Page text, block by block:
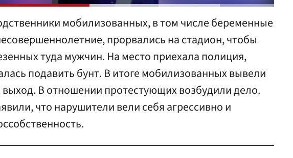
мобилизованных, в том числе беременные
прорвались на стадион, чтобы
туда мужчин. На место приехала полиция,
подавить бунт. В итоге мобилизованных вывели
выход. В отношении протестующих возбудили дело.
что нарушители вели себя агрессивно и